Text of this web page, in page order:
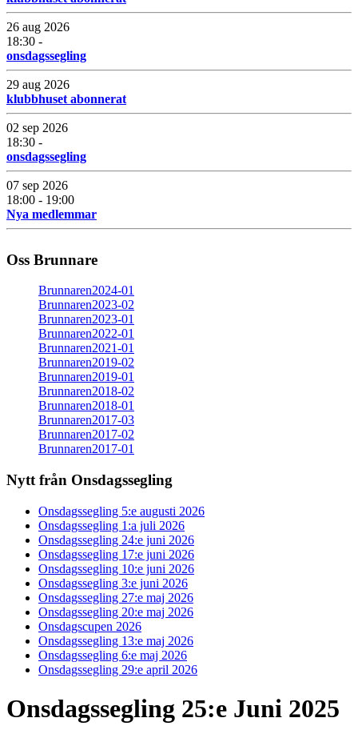
26 aug 2026
18:30 -
onsdagssegling
29 aug 2026
klubbhuset abonnerat
02 sep 2026
18:30 -
onsdagssegling
07 sep 2026
18:00 - 19:00
Nya medlemmar
Oss Brunnare
Brunnaren2024-01
Brunnaren2023-02
Brunnaren2023-01
Brunnaren2022-01
Brunnaren2021-01
Brunnaren2019-02
Brunnaren2019-01
Brunnaren2018-02
Brunnaren2018-01
Brunnaren2017-03
Brunnaren2017-02
Brunnaren2017-01
Nytt från Onsdagssegling
Onsdagssegling 5:e augusti 2026
Onsdagssegling 1:a juli 2026
Onsdagssegling 24:e juni 2026
Onsdagssegling 17:e juni 2026
Onsdagssegling 10:e juni 2026
Onsdagssegling 3:e juni 2026
Onsdagssegling 27:e maj 2026
Onsdagssegling 20:e maj 2026
Onsdagscupen 2026
Onsdagssegling 13:e maj 2026
Onsdagssegling 6:e maj 2026
Onsdagssegling 29:e april 2026
Onsdagssegling 25:e Juni 2025